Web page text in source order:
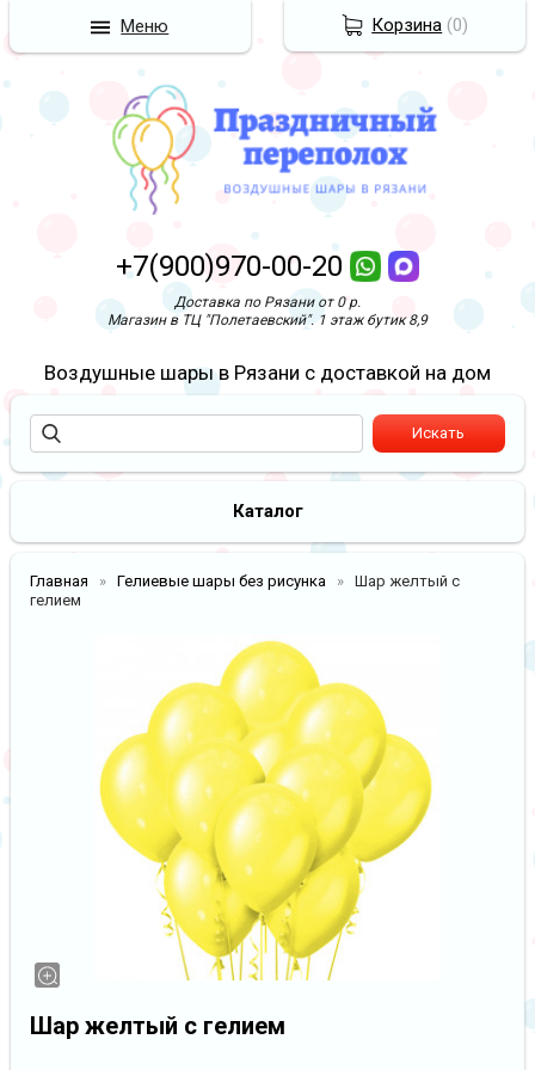
+7(900)970-00-20
Доставка по Рязани от 0 р.
Магазин в ТЦ "Полетаевский". 1 этаж бутик 8,9
Воздушные шары в Рязани с доставкой на дом
Каталог
Главная Гелиевые шары без рисунка
Шар желтый с
гелием
Шар желтый с гелием
Корзина (0)
Меню